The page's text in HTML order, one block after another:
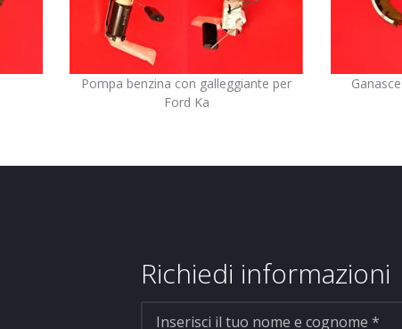
Pompa benzina con galleggiante per
Ford Ka
Richiedi informazioni